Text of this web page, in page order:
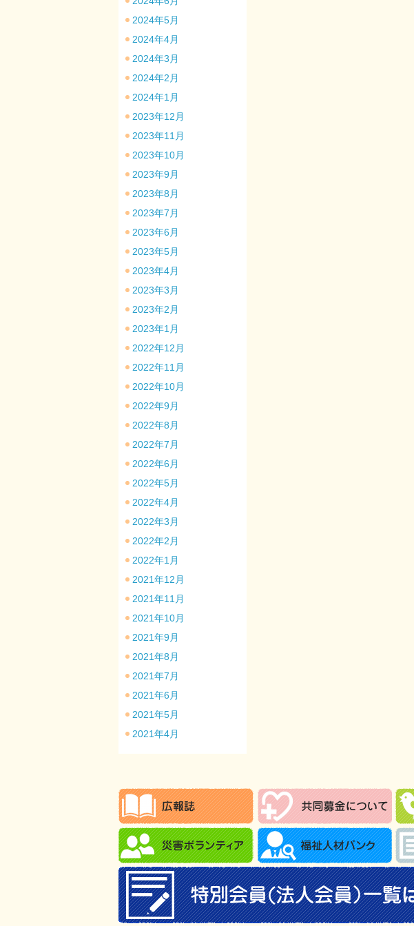
2024年5月
2024年4月
2024年3月
2024年2月
2024年1月
2023年12月
2023年11月
2023年10月
2023年9月
2023年8月
2023年7月
2023年6月
2023年5月
2023年4月
2023年3月
2023年2月
2023年1月
2022年12月
2022年11月
2022年10月
2022年9月
2022年8月
2022年7月
2022年6月
2022年5月
2022年4月
2022年3月
2022年2月
2022年1月
2021年12月
2021年11月
2021年10月
2021年9月
2021年8月
2021年7月
2021年6月
2021年5月
2021年4月